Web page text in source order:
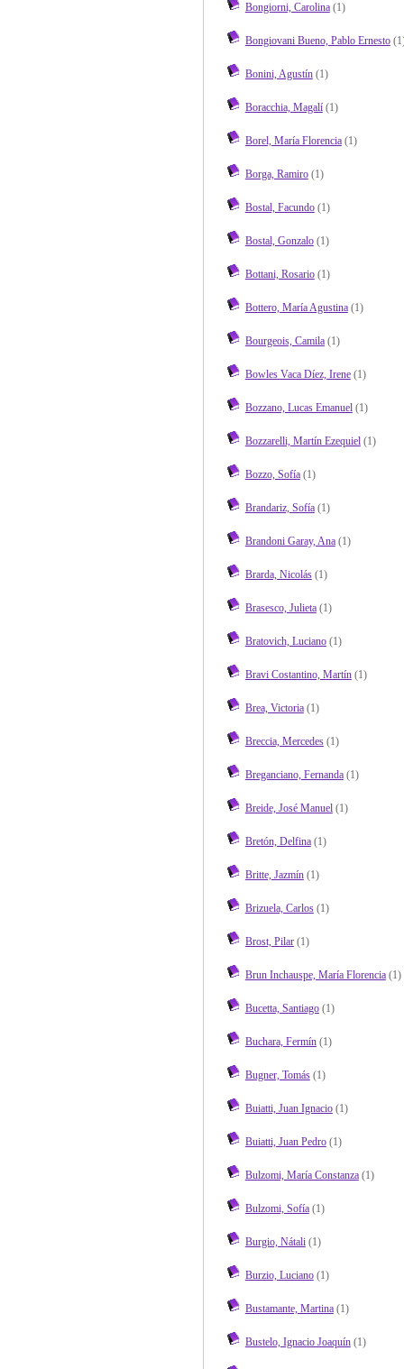
Bongiorni, Carolina(1)
Bongiovani Bueno, Pablo Ernesto
Bonini, Agustín(1)
Boracchia, Magalí(1)
Borel, María Florencia(1)
Borga, Ramiro(1)
Bostal, Facundo(1)
Bostal, Gonzalo(1)
Bottani, Rosario(1)
Bottero, María Agustina(1)
Bourgeois, Camila(1)
Bowles Vaca Díez, Irene(1)
Bozzano, Lucas Emanuel(1)
Bozzarelli, Martín Ezequiel(1)
Bozzo, Sofía(1)
Brandariz, Sofía(1)
Brandoni Garay, Ana(1)
Brarda, Nicolás(1)
Brasesco, Julieta(1)
Bratovich, Luciano(1)
Bravi Costantino, Martín(1)
Brea, Victoria(1)
Breccia, Mercedes(1)
Breganciano, Fernanda(1)
Breide, José Manuel(1)
Bretón, Delfina(1)
Britte, Jazmín(1)
Brizuela, Carlos(1)
Brost, Pilar(1)
Brun Inchauspe, María Florencia(1)
Bucetta, Santiago(1)
Buchara, Fermín(1)
Bugner, Tomás(1)
Buiatti, Juan Ignacio(1)
Buiatti, Juan Pedro(1)
Bulzomi, María Constanza(1)
Bulzomi, Sofía(1)
Burgio, Nátali(1)
Burzio, Luciano(1)
Bustamante, Martina(1)
Bustelo, Ignacio Joaquín(1)